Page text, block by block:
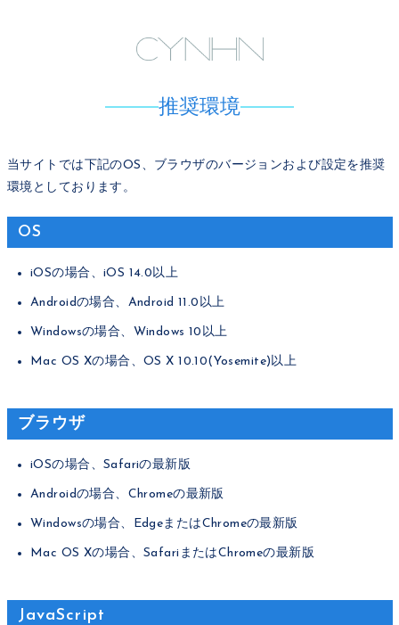
推奨環境
当サイトでは下記のOS、ブラウザのバージョンおよび設定を推奨
環境としております。
OS
iOSの場合、iOS 14.0以上
Androidの場合、Android 11.0以上
Windowsの場合、Windows 10以上
Mac OS Xの場合、OS X 10.10(Yosemite)以上
ブラウザ
iOSの場合、Safariの最新版
Androidの場合、Chromeの最新版
Windowsの場合、EdgeまたはChromeの最新版
Mac OS Xの場合、SafariまたはChromeの最新版
JavaScript